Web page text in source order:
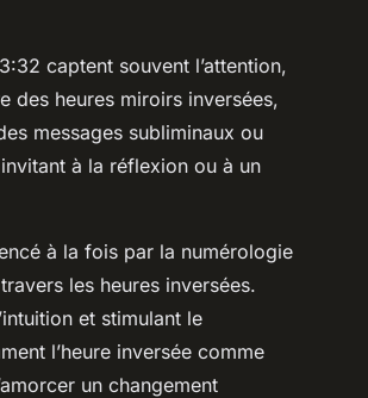
captent souvent l’attention,
des heures miroirs inversées,
messages subliminaux ou
à la réflexion ou à un
à la fois par la numérologie
les heures inversées.
et stimulant le
l’heure inversée comme
un changement